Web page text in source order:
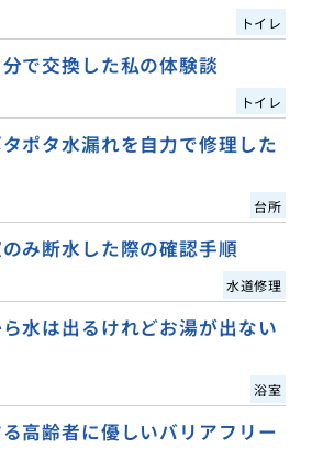
トイレ
で交換した私の体験談
トイレ
ポタ水漏れを自力で修理した
台所
み断水した際の確認手順
水道修理
水は出るけれどお湯が出ない
浴室
高齢者に優しいバリアフリー